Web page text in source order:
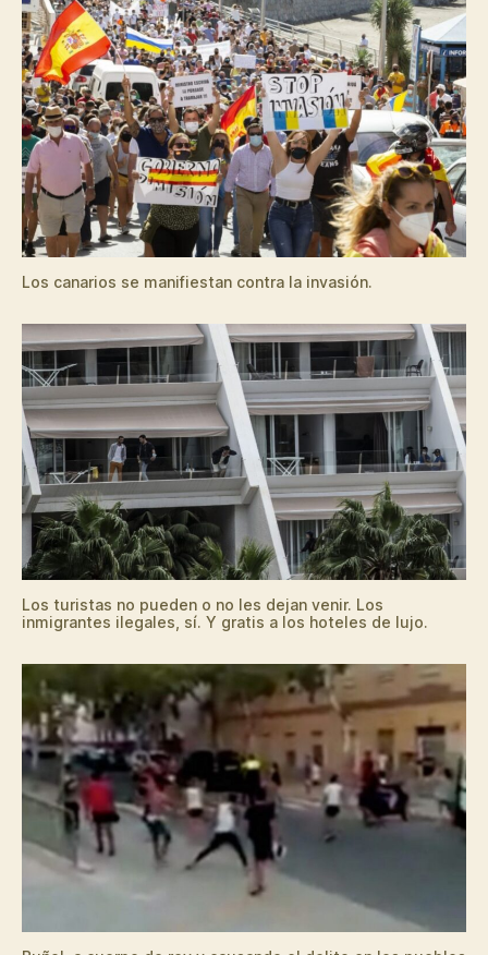
Los canarios se manifiestan contra la invasión.
Los turistas no pueden o no les dejan venir. Los
inmigrantes ilegales, sí. Y gratis a los hoteles de lujo.